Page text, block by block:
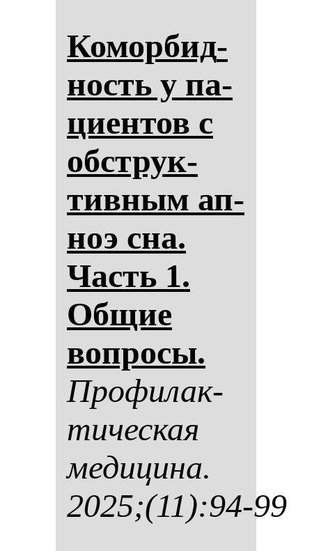
Ко­мор­бид­
ность у па­
ци­ен­тов с
обструк­
тив­ным ап­
ноэ сна.
Часть 1.
Об­щие
воп­ро­сы.
Про­фи­лак­
ти­чес­кая
ме­ди­ци­на.
2025;(11):94-99